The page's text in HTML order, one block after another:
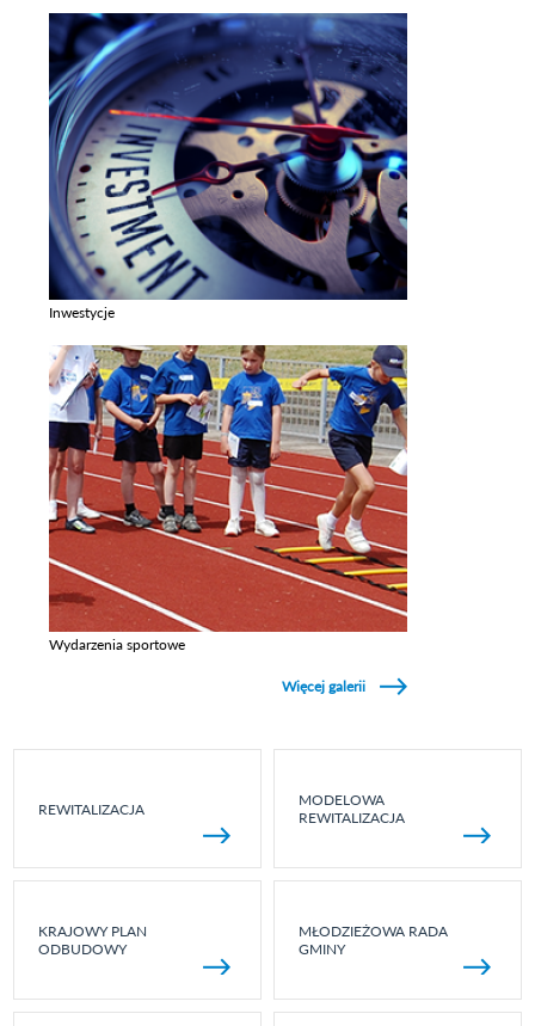
Inwestycje
Wydarzenia sportowe
Więcej galerii
REWITALIZACJA
MODELOWA
REWITALIZACJA
KRAJOWY PLAN
ODBUDOWY
MŁODZIEŻOWA RADA
GMINY